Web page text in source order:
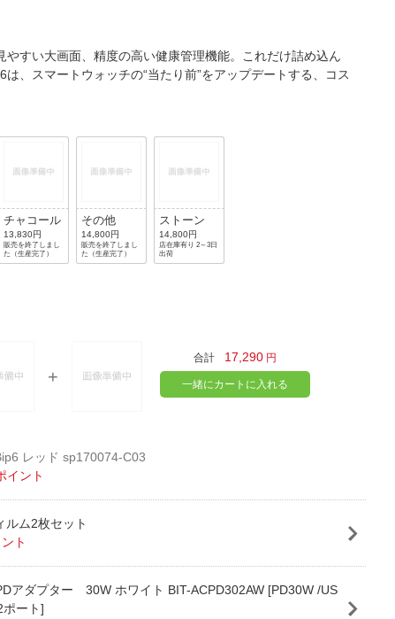
やすい大画面、精度の高い健康管理機能。これだけ詰め込ん
、スマートウォッチの“当たり前”をアップデートする、コス
チャコール
13,830円
販売を終了しまし
た（生産完了）
その他
14,800円
販売を終了しまし
た（生産完了）
ストーン
14,800円
店在庫有り 2～3日
出荷
合計 17,290 円
一緒にカートに入れる
レッド sp170074-C03
イント
ム2枚セット
ト
アダプター 30W ホワイト BIT-ACPD302AW [PD30W /US
ポート]